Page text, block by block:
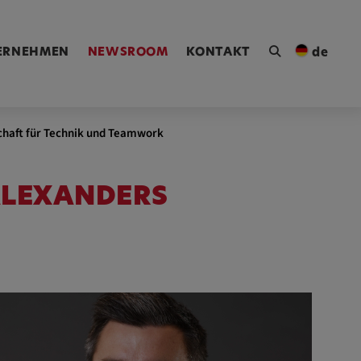
NEWSROOM KONTAKT de
für Technik und Teamwork